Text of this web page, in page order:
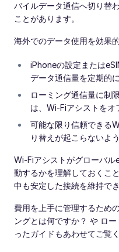
バイルデータ通信へ切り替
ことがあります。
海外でのデータ使用を効果
iPhoneの設定または
データ通信量を定期的
ローミング通信量に制
は、Wi‑Fiアシストをオ
可能な限り信頼できる
り替えが起こらないよ
Wi‑Fiアシストがグローバ
動するかを理解しておくこ
中も安定した接続を維持でき
費用を上手に管理するため
ングとは何ですか？ や ロ
ったガイドもあわせてご覧く